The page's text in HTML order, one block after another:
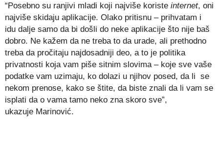
“Posebno su ranjivi mladi koji najviše koriste internet, oni
najviše skidaju aplikacije. Olako pritisnu – prihvatam i
idu dalje samo da bi došli do neke aplikacije što nije baš
dobro. Ne kažem da ne treba to da urade, ali prethodno
treba da pročitaju najdosadniji deo, a to je politika
privatnosti koja vam piše sitnim slovima – koje sve vaše
podatke vam uzimaju, ko dolazi u njihov posed, da li se
nekom prenose, kako se štite, da biste znali da li vam se
isplati da o vama tamo neko zna skoro sve”,
ukazuje Marinović.